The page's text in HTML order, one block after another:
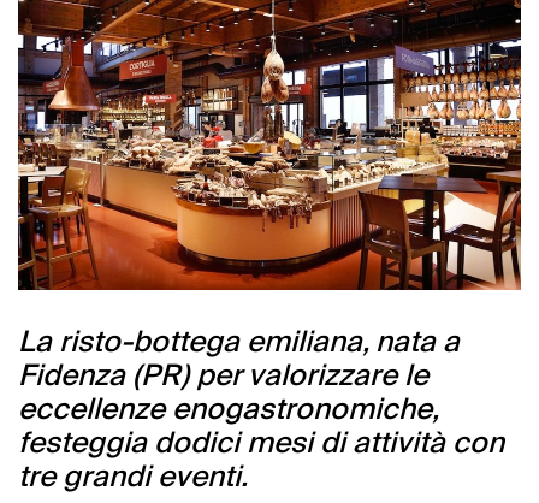
La risto-bottega emiliana, nata a
Fidenza (PR) per valorizzare le
eccellenze enogastronomiche,
festeggia dodici mesi di attività con
tre grandi eventi.